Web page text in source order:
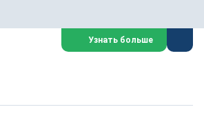
Узнать больше